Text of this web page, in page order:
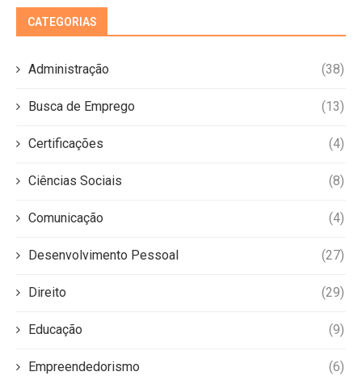
CATEGORIAS
Administração (38)
Busca de Emprego (13)
Certificações (4)
Ciências Sociais (8)
Comunicação (4)
Desenvolvimento Pessoal (27)
Direito (29)
Educação (9)
Empreendedorismo (6)